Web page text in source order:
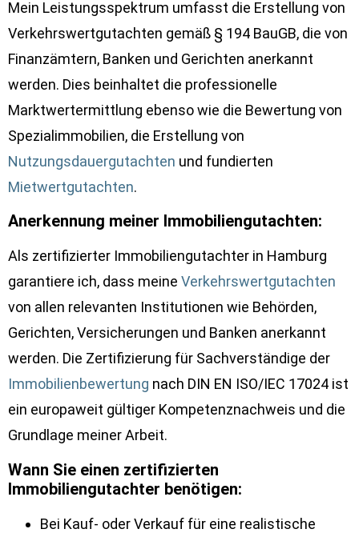
Mein Leistungsspektrum umfasst die Erstellung von
Verkehrswertgutachten gemäß § 194 BauGB, die von
Finanzämtern, Banken und Gerichten anerkannt
werden. Dies beinhaltet die professionelle
Marktwertermittlung ebenso wie die Bewertung von
Spezialimmobilien, die Erstellung von
Nutzungsdauergutachten und fundierten
Mietwertgutachten.
Anerkennung meiner Immobiliengutachten:
Als zertifizierter Immobiliengutachter in Hamburg
garantiere ich, dass meine Verkehrswertgutachten
von allen relevanten Institutionen wie Behörden,
Gerichten, Versicherungen und Banken anerkannt
werden. Die Zertifizierung für Sachverständige der
Immobilienbewertung nach DIN EN ISO/IEC 17024 ist
ein europaweit gültiger Kompetenznachweis und die
Grundlage meiner Arbeit.
Wann Sie einen zertifizierten
Immobiliengutachter benötigen:
Bei Kauf- oder Verkauf für eine realistische